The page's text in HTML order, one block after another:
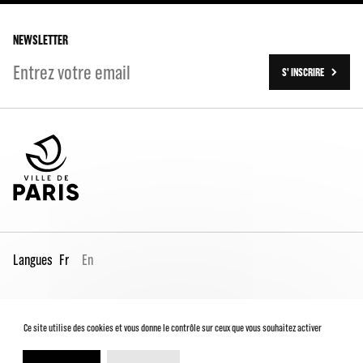
NEWSLETTER
S' INSCRIRE
Langues Fr En
Conditions générales de vente
Charte du spectateur
Ce site utilise des cookies et vous donne le contrôle sur ceux que vous souhaitez activer